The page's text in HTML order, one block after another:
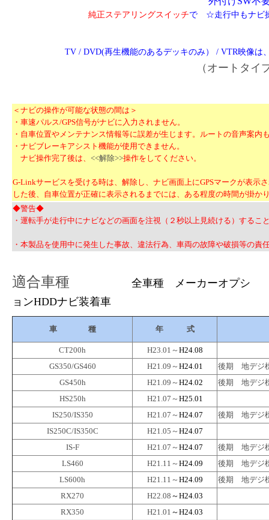
純正ステアリングスイッチで ☆走行中もナビ
TV / DVD(再生機能のあるデッキのみ） / VTR映像は
（オートタイ
＜ナビの操作が可能な状態の間は＞
・車速パルス/GPS信号がナビに入力されません。
・自車位置やメンテナンス情報等に誤差が生じます。ルートの音声案内
・ナビブレーキアシスト機能が使用できません。
ナビ操作完了後は、 <<解除>>操作をしてください。
G-Linkサービスを受ける時は、解除し、ナビ画面上にGPSマークが表示
した後、自車位置が正確に表示されるまでには、ある程度の時間が掛か
◆警告◆
・運転手が走行中にナビなどの画面を注視（２秒以上見続ける）するこ
・本製品を使用中に発生した事故、違法行為、車両の故障や破損等の
適合車種
全車種 メーカーオプシ
ョンHDDナビ装着車
車 種 年 式
CT200h H23.01～ H24.08
GS350/GS460
H21.09～ H24.01
後期 地デジ
GS450h
H21.09～ H24.02
後期 地デジ
HS250h
H21.07～ H25.01
IS250/IS350
H21.07～ H24.07
後期 地デジ
IS250C/IS350C
H21.05～ H24.07
IS-F
H21.07～ H24.07
後期 地デジ
LS460
H21.11 ～ H24.09
後期 地デジ
LS600h
H21.11 ～ H24.09
後期 地デジ
RX270
H22.08 ～H24.03
RX350
H21.01 ～H24.03